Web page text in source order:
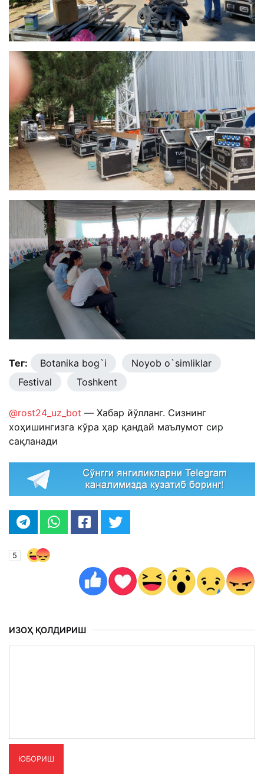
Тег: Botanika bog`i
Noyob o`simliklar
Festival
Toshkent
@rost24_uz_bot — Хабар йўлланг. Сизнинг
хоҳишингизга кўра ҳар қандай маълумот сир
сақланади
5
ИЗОҲ ҚОЛДИРИШ
ЮБОРИШ